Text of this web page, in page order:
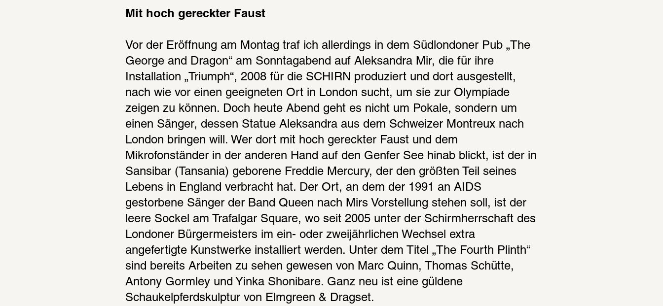
Mit hoch gereckter Faust
Vor der Eröffnung am Montag traf ich allerdings in dem Südlondoner Pub „The
George and Dragon“ am Sonntagabend auf Aleksandra Mir, die für ihre
Installation „Triumph“, 2008 für die SCHIRN produziert und dort ausgestellt,
nach wie vor einen geeigneten Ort in London sucht, um sie zur Olympiade
zeigen zu können. Doch heute Abend geht es nicht um Pokale, sondern um
einen Sänger, dessen Statue Aleksandra aus dem Schweizer Montreux nach
London bringen will. Wer dort mit hoch gereckter Faust und dem
Mikrofonständer in der anderen Hand auf den Genfer See hinab blickt, ist der in
Sansibar (Tansania) geborene Freddie Mercury, der den größten Teil seines
Lebens in England verbracht hat. Der Ort, an dem der 1991 an AIDS
gestorbene Sänger der Band Queen nach Mirs Vorstellung stehen soll, ist der
leere Sockel am Trafalgar Square, wo seit 2005 unter der Schirmherrschaft des
Londoner Bürgermeisters im ein- oder zweijährlichen Wechsel extra
angefertigte Kunstwerke installiert werden. Unter dem Titel „The Fourth Plinth“
sind bereits Arbeiten zu sehen gewesen von Marc Quinn, Thomas Schütte,
Antony Gormley und Yinka Shonibare. Ganz neu ist eine güldene
Schaukelpferdskulptur von Elmgreen & Dragset.